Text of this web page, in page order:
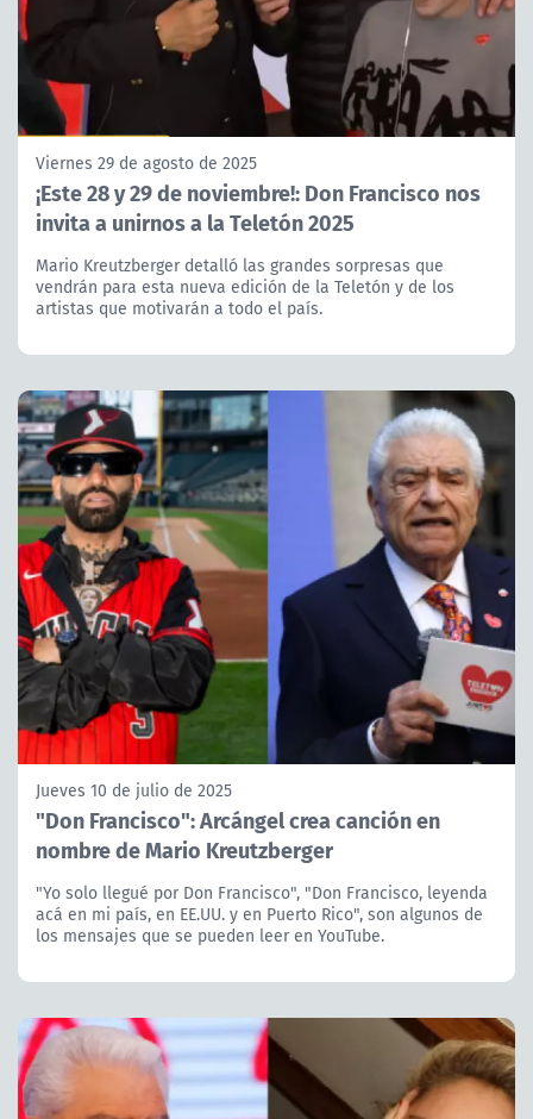
Viernes 29 de agosto de 2025
¡Este 28 y 29 de noviembre!: Don Francisco nos
invita a unirnos a la Teletón 2025
Mario Kreutzberger detalló las grandes sorpresas que
vendrán para esta nueva edición de la Teletón y de los
artistas que motivarán a todo el país.
Jueves 10 de julio de 2025
"Don Francisco": Arcángel crea canción en
nombre de Mario Kreutzberger
"Yo solo llegué por Don Francisco", "Don Francisco, leyenda
acá en mi país, en EE.UU. y en Puerto Rico", son algunos de
los mensajes que se pueden leer en YouTube.